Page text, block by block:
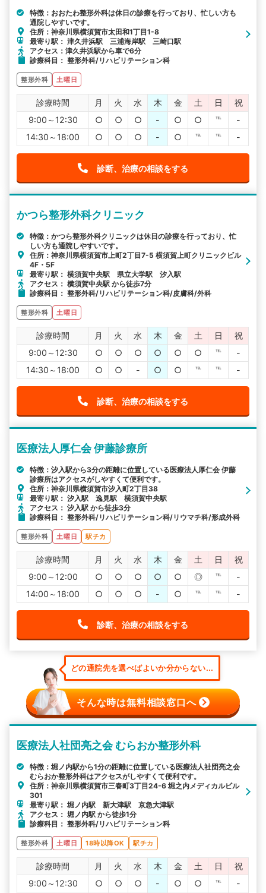
特徴：おおたわ整形外科は休日の診療を行っており、忙しい方も
通院しやすいです。
住所：神奈川県横須賀市太田和1丁目1-8
最寄り駅： 津久井浜駅 三浦海岸駅 三崎口駅
アクセス：津久井浜駅から車で6分
診療科目： 整形外科/リハビリテーション科
整形外科 土曜日
診療時間 月 火 水 木 金 土 日
祝
9:00～12:30
○ ○ ○ - ○ ○ ℡
-
14:30～18:00
○ ○ ○ - ○ ℡ ℡ -
診断、治療の相談をする
かつら整形外科クリニック
特徴：かつら整形外科クリニックは休日の診療を行っており、忙
しい方も通院しやすいです。
住所：神奈川県横須賀市上町2丁目7-5 横須賀上町クリニックビル
4F・5F
最寄り駅： 横須賀中央駅 県立大学駅 汐入駅
アクセス： 横須賀中央駅 から徒歩7分
診療科目： 整形外科/リハビリテーション科/皮膚科/外科
整形外科 土曜日
診療時間 月 火 水 木 金 土 日
祝
9:00～12:30
○ ○ ○ ○ ○ ○ ℡
-
14:30～18:00
○ ○ - ○ ○ ℡ ℡ -
診断、治療の相談をする
医療法人厚仁会 伊藤診療所
特徴：汐入駅から3分の距離に位置している医療法人厚仁会 伊藤
診療所はアクセスがしやすくて便利です。
住所：神奈川県横須賀市汐入町2丁目38
最寄り駅： 汐入駅 逸見駅 横須賀中央駅
アクセス： 汐入駅 から徒歩3分
診療科目： 整形外科/リハビリテーション科/リウマチ科/形成外科
整形外科 土曜日 駅チカ
診療時間 月 火 水 木 金 土 日
祝
9:00～12:00
○ ○ ○ ○ ○ ◎ ℡
-
14:00～18:00
○ ○ ○ - ○ ℡ ℡ -
診断、治療の相談をする
どの通院先を選べばよいか分からない...
そんな時は無料相談窓口へ
医療法人社団亮之会 むらおか整形外科
特徴：堀ノ内駅から1分の距離に位置している医療法人社団亮之会
むらおか整形外科はアクセスがしやすくて便利です。
住所：神奈川県横須賀市三春町3丁目24-6 堀之内メディカルビル
301
最寄り駅： 堀ノ内駅 新大津駅 京急大津駅
アクセス： 堀ノ内駅 から徒歩1分
診療科目： 整形外科/リハビリテーション科
整形外科 土曜日 18時以降OK 駅チカ
診療時間 月 火 水 木 金 土 日
祝
9:00～12:30
○ ○ ○ - ○ ○ ℡ -